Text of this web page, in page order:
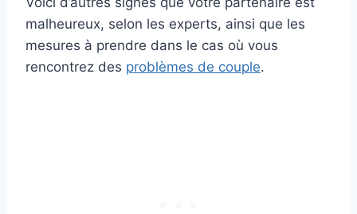
malheureux, selon les experts, ainsi que les
mesures à prendre dans le cas où vous
rencontrez des problèmes de couple.